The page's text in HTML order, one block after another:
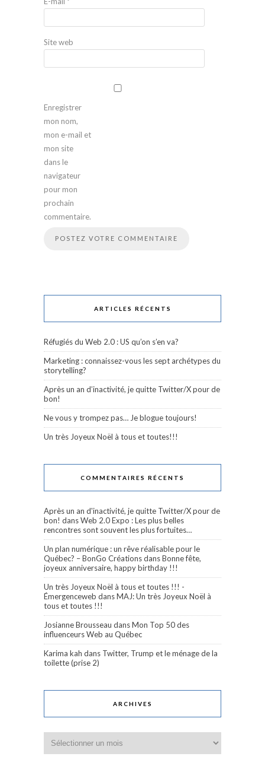
Site web
Enregistrer
mon nom,
mon e-mail et
mon site
dans le
navigateur
pour mon
prochain
commentaire.
ARTICLES RÉCENTS
Réfugiés du Web 2.0 : US qu’on s’en va?
Marketing : connaissez-vous les sept archétypes du
storytelling?
Après un an d’inactivité, je quitte Twitter/X pour de
bon!
Ne vous y trompez pas… Je blogue toujours!
Un très Joyeux Noël à tous et toutes!!!
COMMENTAIRES RÉCENTS
Après un an d'inactivité, je quitte Twitter/X pour de
bon! dansWeb 2.0 Expo : Les plus belles
rencontres sont souvent les plus fortuites…
Un plan numérique : un rêve réalisable pour le
Québec? – BonGo CréationsdansBonne fête,
joyeux anniversaire, happy birthday !!!
Un très Joyeux Noël à tous et toutes !!! -
Émergenceweb dansMAJ: Un très Joyeux Noël à
tous et toutes !!!
Josianne Brousseau dansMon Top 50 des
influenceurs Web au Québec
Karima kah dans Twitter, Trump et le ménage de la
toilette (prise 2)
ARCHIVES